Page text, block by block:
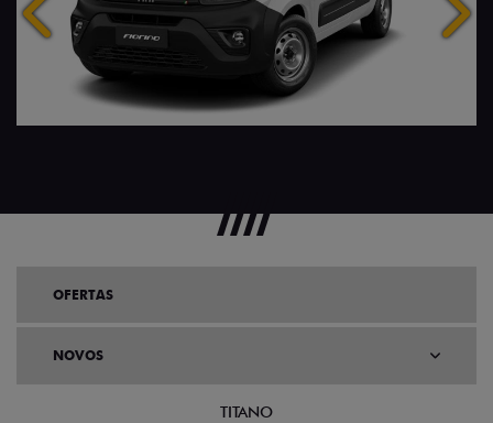
Anterior
OFERTAS
NOVOS
TITANO